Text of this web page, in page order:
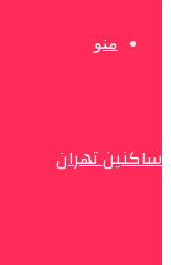
منو
ساکنین تهران